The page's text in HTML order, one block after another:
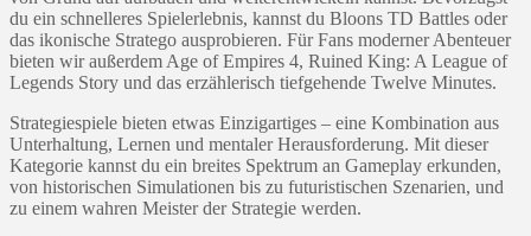
du ein schnelleres Spielerlebnis, kannst du Bloons TD Battles oder
das ikonische Stratego ausprobieren. Für Fans moderner Abenteuer
bieten wir außerdem Age of Empires 4, Ruined King: A League of
Legends Story und das erzählerisch tiefgehende Twelve Minutes.
Strategiespiele bieten etwas Einzigartiges – eine Kombination aus
Unterhaltung, Lernen und mentaler Herausforderung. Mit dieser
Kategorie kannst du ein breites Spektrum an Gameplay erkunden,
von historischen Simulationen bis zu futuristischen Szenarien, und
zu einem wahren Meister der Strategie werden.